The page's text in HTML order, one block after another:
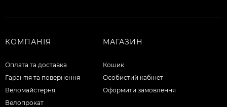
КОМПАНІЯ
Оплата та доставка
Гарантія та повернення
Веломайстерня
Велопрокат
МАГАЗИН
Кошик
Особистий кабінет
Оформити замовлення